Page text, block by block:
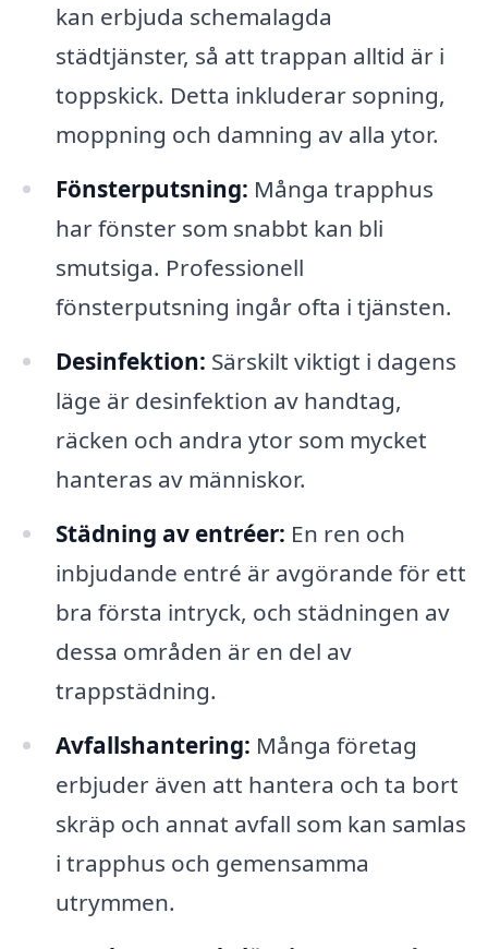
kan erbjuda schemalagda
städtjänster, så att trappan alltid är i
toppskick. Detta inkluderar sopning,
moppning och damning av alla ytor.
Fönsterputsning: Många trapphus
har fönster som snabbt kan bli
smutsiga. Professionell
fönsterputsning ingår ofta i tjänsten.
Desinfektion: Särskilt viktigt i dagens
läge är desinfektion av handtag,
räcken och andra ytor som mycket
hanteras av människor.
Städning av entréer: En ren och
inbjudande entré är avgörande för ett
bra första intryck, och städningen av
dessa områden är en del av
trappstädning.
Avfallshantering: Många företag
erbjuder även att hantera och ta bort
skräp och annat avfall som kan samlas
i trapphus och gemensamma
utrymmen.